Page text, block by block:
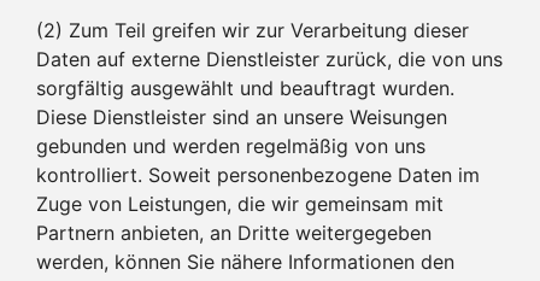
(2) Zum Teil greifen wir zur Verarbeitung dieser
Daten auf externe Dienstleister zurück, die von uns
sorgfältig ausgewählt und beauftragt wurden.
Diese Dienstleister sind an unsere Weisungen
gebunden und werden regelmäßig von uns
kontrolliert. Soweit personenbezogene Daten im
Zuge von Leistungen, die wir gemeinsam mit
Partnern anbieten, an Dritte weitergegeben
werden, können Sie nähere Informationen den